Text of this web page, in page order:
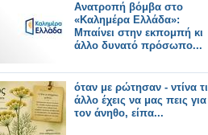
Ανατροπή βόμβα στο
«Καλημέρα Ελλάδα»:
Μπαίνει στην εκπομπή κι
άλλο δυνατό πρόσωπο...
όταν με ρώτησαν - ντίνα τι
άλλο έχεις να μας πεις για
τον άνηθο, είπα...